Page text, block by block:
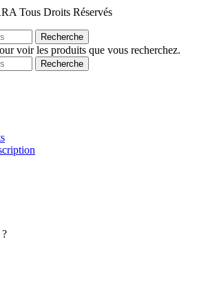
Tous Droits Réservés
Recherche
voir les produits que vous recherchez.
Recherche